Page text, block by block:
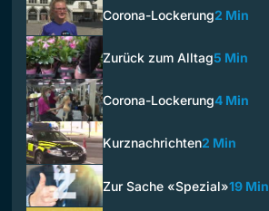
Corona-Lockerung2 Min
Zurück zum Alltag5 Min
Corona-Lockerung4 Min
Kurznachrichten2 Min
Zur Sache «Spezial»19 Min